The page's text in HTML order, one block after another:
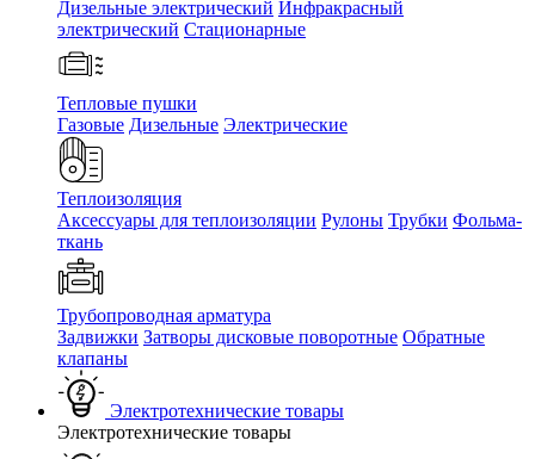
Дизельные электрический Инфракрасный
электрический Стационарные
Тепловые пушки
Газовые Дизельные Электрические
Теплоизоляция
Аксессуары для теплоизоляции Рулоны Трубки Фольма-
ткань
Трубопроводная арматура
Задвижки Затворы дисковые поворотные Обратные
клапаны
Электротехнические товары
Электротехнические товары